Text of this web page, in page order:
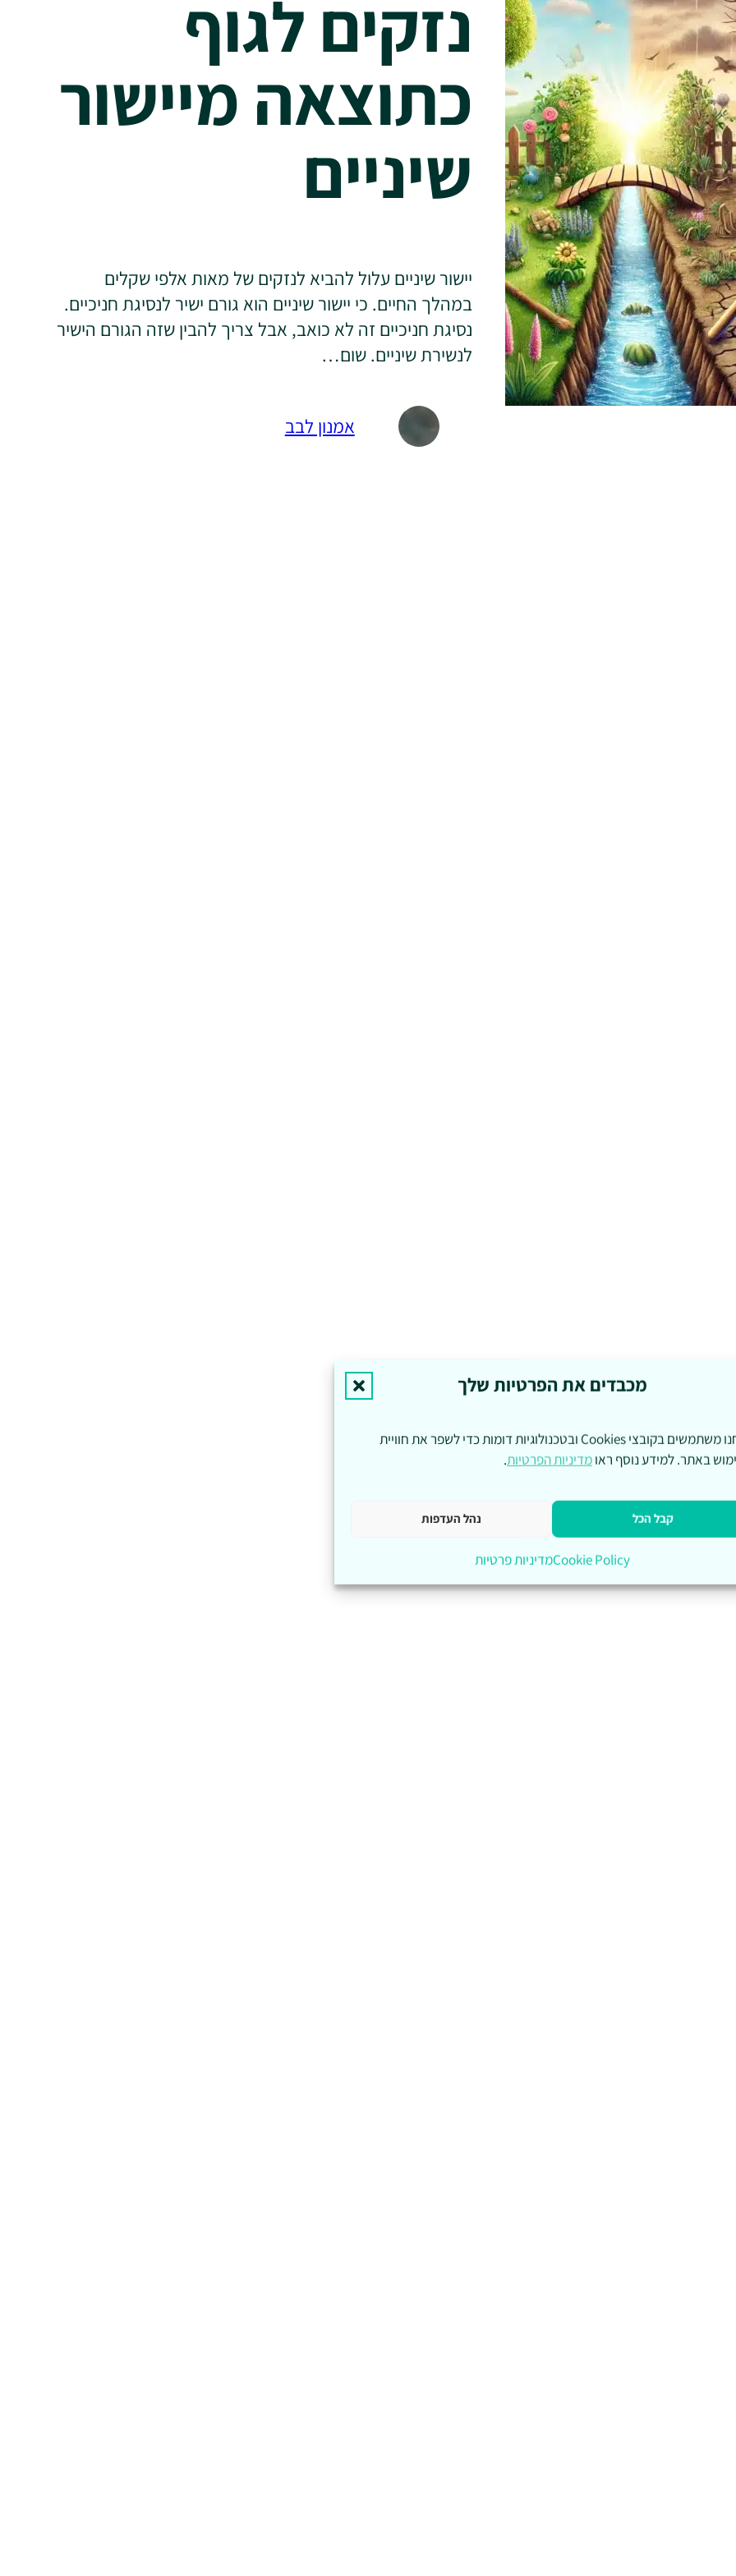
מכבדים את הפרטיות שלך
אנחנו משתמשים בקובצי Cookies ובטכנולוגיות דומות כדי לשפר את חוויית
באתר. למידע נוסף ראומדיניות הפרטיות.
קבל הכל נהל העדפות
Cookie Policyמדיניות פרטיות
נזקים לגוף
כתוצאה מיישור
שיניים
יישור שיניים עלול להביא לנזקים של מאות אלפי שקלים
במהלך החיים. כי יישור שיניים הוא גורם ישיר לנסיגת חניכיים.
נסיגת חניכיים זה לא כואב, אבל צריך להבין שזה הגורם הישיר
לנשירת שיניים. שום…
אמנון לבב